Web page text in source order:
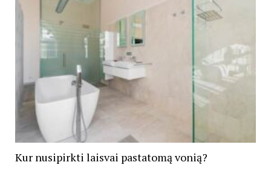
Kur nusipirkti laisvai pastatomą vonią?